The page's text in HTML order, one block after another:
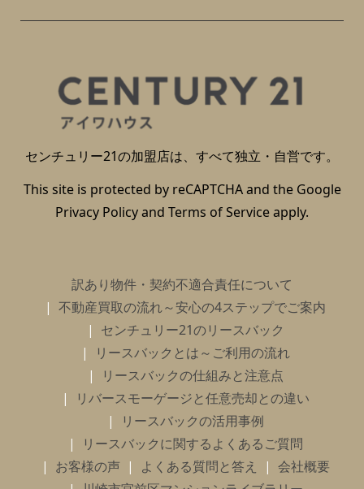
センチュリー21の加盟店は、すべて独立・自営です。
This site is protected by reCAPTCHA and the Google
Privacy Policyand Terms of Serviceapply.
訳あり物件・契約不適合責任について
不動産買取の流れ～安心の4ステップでご案内
センチュリー21のリースバック
リースバックとは～ご利用の流れ
リースバックの仕組みと注意点
リバースモーゲージと任意売却との違い
リースバックの活用事例
リースバックに関するよくあるご質問
お客様の声
よくある質問と答え
会社概要